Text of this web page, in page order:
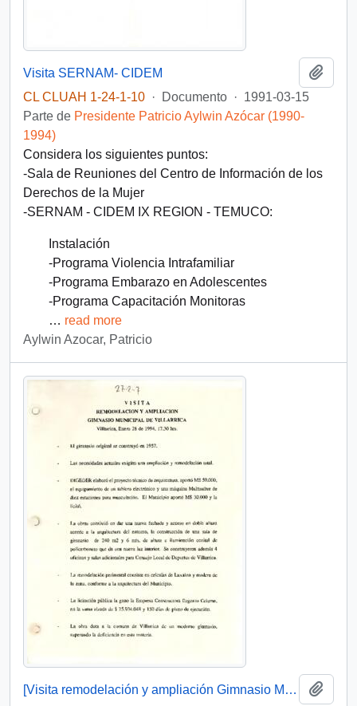
Visita SERNAM- CIDEM
CL CLUAH 1-24-1-10 · Documento · 1991-03-15
Parte de Presidente Patricio Aylwin Azócar (1990-
1994)
Considera los siguientes puntos:
-Sala de Reuniones del Centro de Información de los
Derechos de la Mujer
-SERNAM - CIDEM IX REGION - TEMUCO:
Instalación
-Programa Violencia Intrafamiliar
-Programa Embarazo en Adolescentes
-Programa Capacitación Monitoras
… read more
Aylwin Azocar, Patricio
[Visita remodelación y ampliación Gimnasio Municipal de Villarrica]